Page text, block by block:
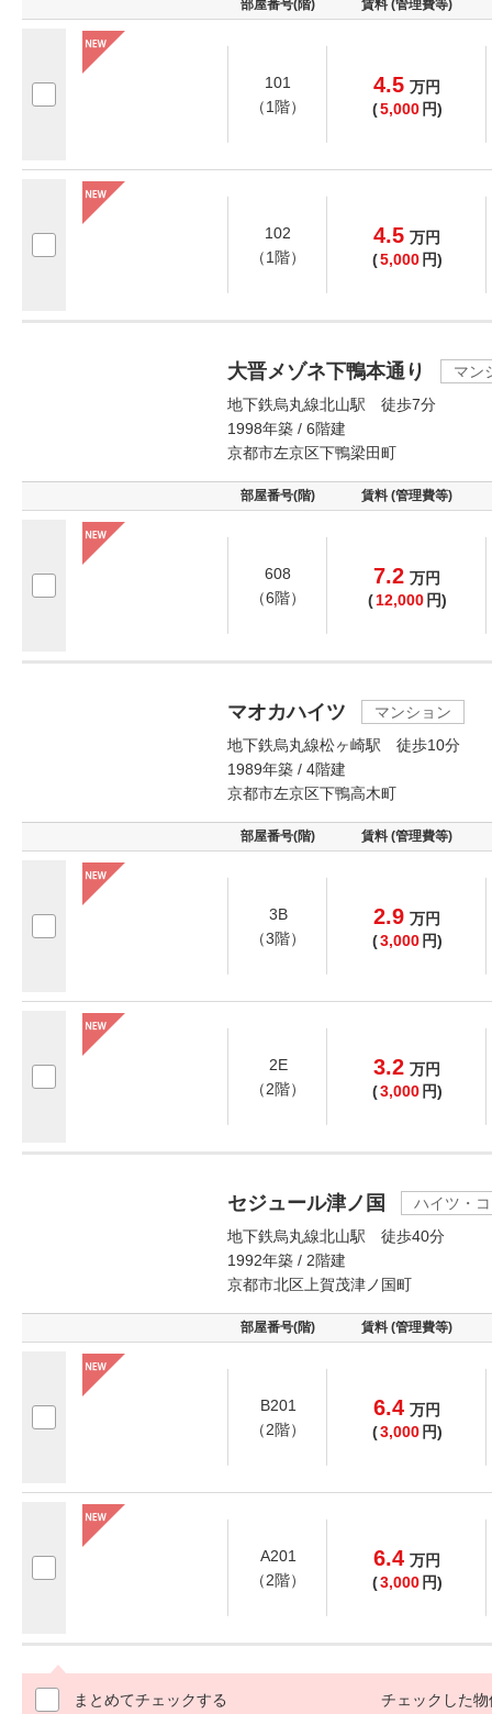
部屋番号(階) 賃料 (管理費等)
101
（1階）
4.5 万円
(5,000 円)
102
（1階）
4.5 万円
(5,000 円)
大晋メゾネ下鴨本通り
マン
地下鉄烏丸線北山駅 徒歩7分
1998年築 / 6階建
京都市左京区下鴨梁田町
部屋番号(階) 賃料 (管理費等)
608
（6階）
7.2 万円
( 12,000 円)
マオカハイツ
マンション
地下鉄烏丸線松ヶ崎駅 徒歩10分
1989年築 / 4階建
京都市左京区下鴨高木町
部屋番号(階) 賃料 (管理費等)
3B
（3階）
2.9 万円
(3,000 円)
2E
（2階）
3.2 万円
(3,000 円)
セジュール津ノ国
ハイツ・
地下鉄烏丸線北山駅 徒歩40分
1992年築 / 2階建
京都市北区上賀茂津ノ国町
部屋番号(階) 賃料 (管理費等)
B201
（2階）
6.4 万円
(3,000 円)
A201
（2階）
6.4 万円
(3,000 円)
まとめてチェックする チェックした物